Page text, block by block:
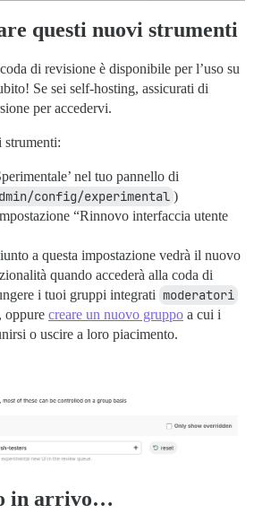
questi nuovi strumenti
di revisione è disponibile per l’uso su
Se sei self-hosting, assicurati di
per accedervi.
strumenti:
nel tuo pannello di
config/experimental )
“Rinnovo interfaccia utente
a questa impostazione vedrà il nuovo
quando accederà alla coda di
i tuoi gruppi integrati moderatori
, oppure creare un nuovo gruppo a cui i
o uscire a loro piacimento.
in arrivo…